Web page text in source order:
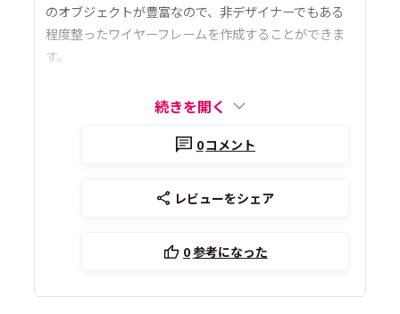
のオブジェクトが豊富なので、非デザイナーでもある
程度整ったワイヤーフレームを作成することができま
す。
続きを開く
0コメント
レビューをシェア
0参考になった